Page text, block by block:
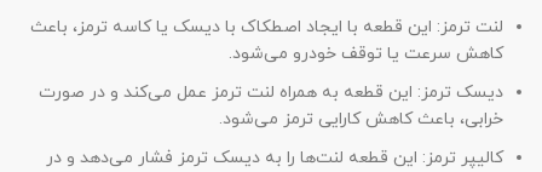
لنت ترمز: این قطعه با ایجاد اصطکاک با دیسک یا کاسه ترمز، باعث
کاهش سرعت یا توقف خودرو می‌شود.
دیسک ترمز: این قطعه به همراه لنت ترمز عمل می‌کند و در صورت
خرابی، باعث کاهش کارایی ترمز می‌شود.
کالیپر ترمز: این قطعه لنت‌ها را به دیسک ترمز فشار می‌دهد و در